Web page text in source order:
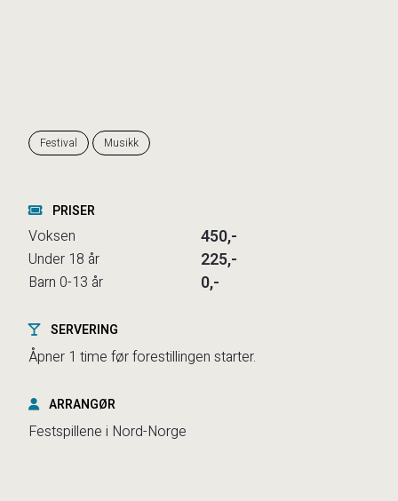
Festival Musikk
PRISER
Voksen 450,-
Under 18 år 225,-
Barn 0-13 år 0,-
SERVERING
Åpner 1 time før forestillingen starter.
ARRANGØR
Festspillene i Nord-Norge